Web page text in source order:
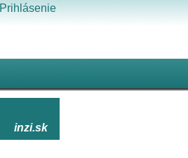
Prihlásenie
inzi.sk